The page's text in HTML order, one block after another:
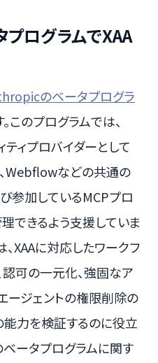
ログラムでXAA
のベータプログラ
このプログラムでは、
ィプロバイダーとして
Webflowなどの共通の
参加しているMCPプロ
できるよう支援していま
、XAAに対応したワークフ
可の一元化、強固なア
ージェントの権限削除の
能力を検証するのに役立
ータプログラムに関す